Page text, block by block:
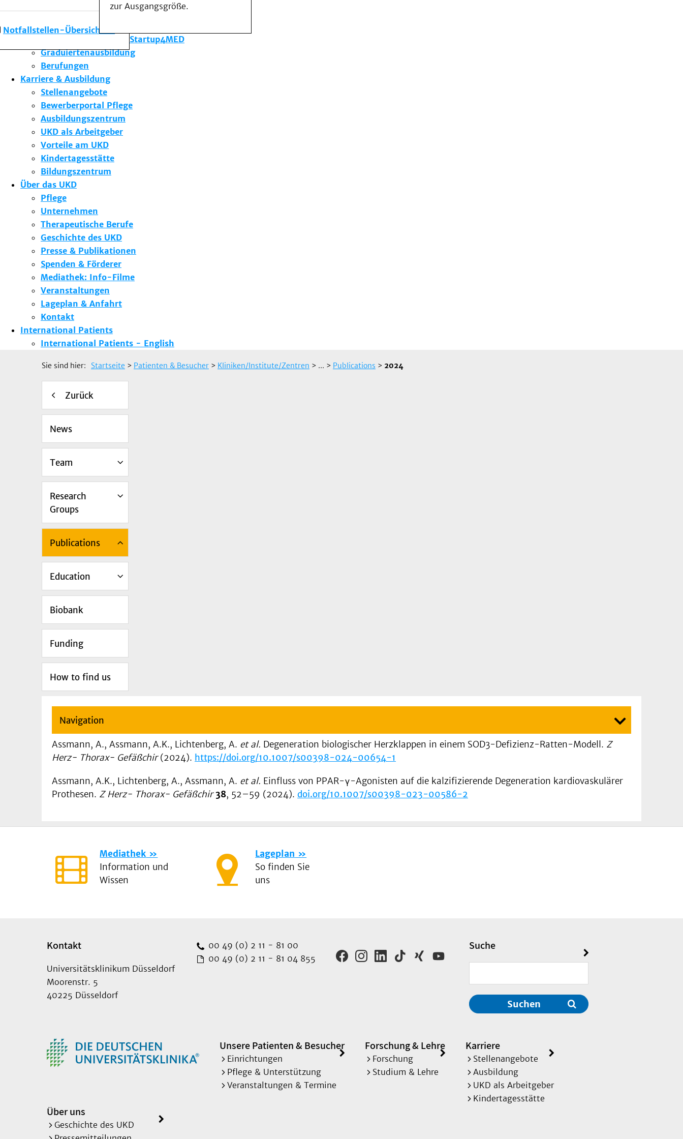
Notfallstellen-Übersicht
zur Ausgangsgröße.
Forschung am UKD
Studium & Lehre
Gründungsförderung Startup4MED
Graduiertenausbildung
Berufungen
Karriere & Ausbildung
Stellenangebote
Bewerberportal Pflege
Ausbildungszentrum
UKD als Arbeitgeber
Vorteile am UKD
Kindertagesstätte
Bildungszentrum
Über das UKD
Pflege
Unternehmen
Therapeutische Berufe
Geschichte des UKD
Presse & Publikationen
Spenden & Förderer
Mediathek: Info-Filme
Veranstaltungen
Lageplan & Anfahrt
Kontakt
International Patients
International Patients - English
Sie sind hier: Startseite > Patienten & Besucher > Kliniken/Institute/Zentren > ... > Publications > 2024
Zurück
News
Team
Research
Groups
Publications
Education
Biobank
Funding
How to find us
Navigation
Assmann, A., Assmann, A.K., Lichtenberg, A. et al. Degeneration biologischer Herzklappen in einem SOD3-Defizienz-Ratten-Modell. Z
Herz- Thorax- Gefäßchir(2024). https://doi.org/10.1007/s00398-024-00654-1
Assmann, A.K., Lichtenberg, A., Assmann, A. et al. Einfluss von PPAR-γ-Agonisten auf die kalzifizierende Degeneration kardiovaskulärer
Prothesen. Z Herz- Thorax- Gefäßchir 38, 52–59 (2024). doi.org/10.1007/s00398-023-00586-2
Mediathek
Information und
Wissen
Lageplan
So finden Sie
uns
Kontakt
Universitätsklinikum Düsseldorf
Moorenstr. 5
40225 Düsseldorf
00 49 (0) 2 11 - 81 00
00 49 (0) 2 11 - 81 04 855
Suche
Suchen
Unsere Patienten & Besucher
Einrichtungen
Pflege & Unterstützung
Veranstaltungen & Termine
Forschung & Lehre
Forschung
Studium & Lehre
Karriere
Stellenangebote
Ausbildung
UKD als Arbeitgeber
Kindertagesstätte
Über uns
Geschichte des UKD